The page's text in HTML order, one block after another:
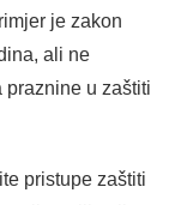
je zakon
ali ne
praznine u zaštiti
pristupe zaštiti